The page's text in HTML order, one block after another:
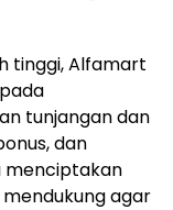
tinggi, Alfamart
tunjangan dan
dan
menciptakan
agar